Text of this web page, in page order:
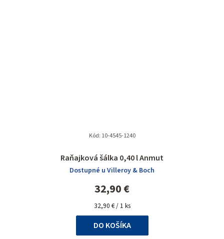
Raňajková šálka 0,40 l Anmut
Dostupné u Villeroy & Boch
32,90 €
Jednotková
cena:
32,90 € / 1 ks
DO KOŠÍKA
Kód: 10-4545-1240